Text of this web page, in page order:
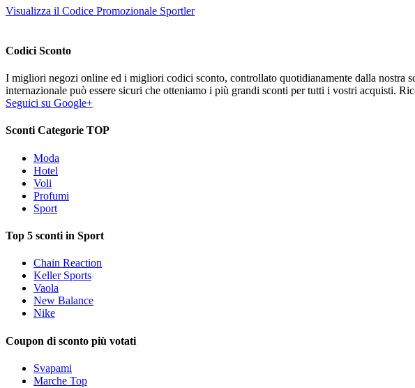
Visualizza il Codice Promozionale Sportler
Codici Sconto
I migliori negozi online ed i migliori codici sconto, controllato quotidianamente dalla nostra
internazionale può essere sicuri che otteniamo i più grandi sconti per tutti i vostri acquisti.
Seguici su Google+
Sconti Categorie TOP
Moda
Hotel
Voli
Profumi
Sport
Top 5 sconti in Sport
Chain Reaction
Keller Sports
Vaola
New Balance
Nike
Coupon di sconto più votati
Svapami
Marche Top